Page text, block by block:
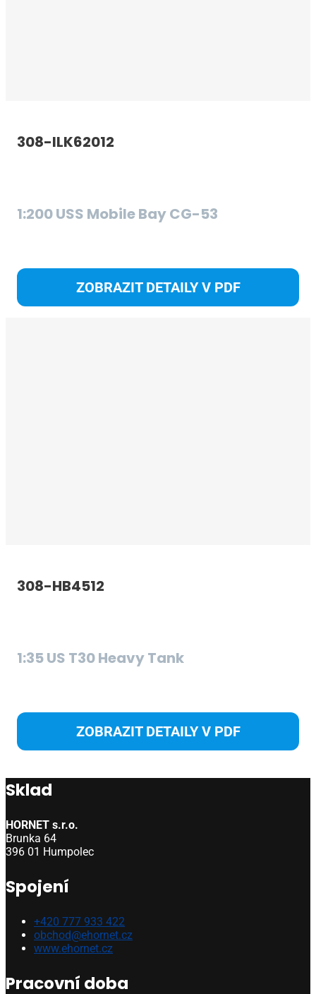
308-ILK62012
1:200 USS Mobile Bay CG-53
ZOBRAZIT DETAILY V PDF
308-HB4512
1:35 US T30 Heavy Tank
ZOBRAZIT DETAILY V PDF
Sklad
HORNET s.r.o.
Brunka 64
396 01 Humpolec
Spojení
+420 777 933 422
obchod@ehornet.cz
www.ehornet.cz
Pracovní doba